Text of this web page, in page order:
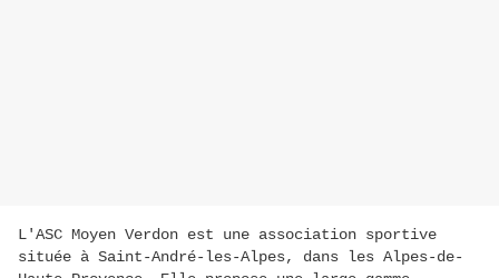
L'ASC Moyen Verdon est une association sportive
située à Saint-André-les-Alpes, dans les Alpes-de-